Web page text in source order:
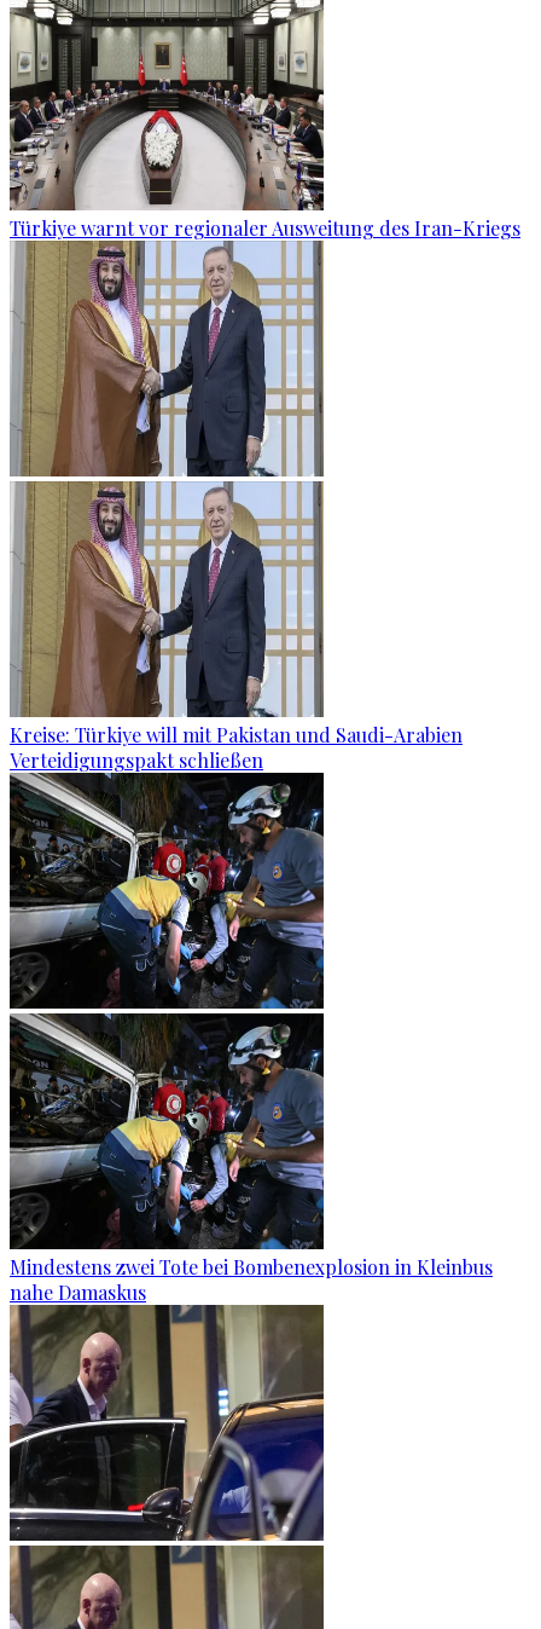
Türkiye warnt vor regionaler Ausweitung des Iran-Kriegs
Kreise: Türkiye will mit Pakistan und Saudi-Arabien
Verteidigungspakt schließen
Mindestens zwei Tote bei Bombenexplosion in Kleinbus
nahe Damaskus